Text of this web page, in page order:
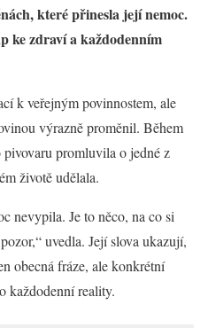
které přinesla její nemoc.
ke zdraví a každodenním
k veřejným povinnostem, ale
výrazně proměnil. Během
promluvila o jedné z
životě udělala.
nevypila. Je to něco, na co si
uvedla. Její slova ukazují,
obecná fráze, ale konkrétní
každodenní reality.